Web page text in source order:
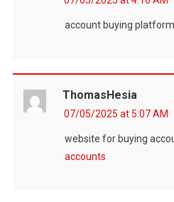
account buying platform
ThomasHesia
07/05/2025 at 5:07 AM
website for buying
accounts